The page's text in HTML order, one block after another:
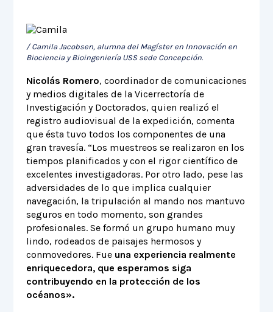
/ Camila Jacobsen, alumna del Magíster en Innovación en
Biociencia y Bioingeniería USS sede Concepción.
Nicolás Romero, coordinador de comunicaciones
y medios digitales de la Vicerrectoría de
Investigación y Doctorados, quien realizó el
registro audiovisual de la expedición, comenta
que ésta tuvo todos los componentes de una
gran travesía. “Los muestreos se realizaron en los
tiempos planificados y con el rigor científico de
excelentes investigadoras. Por otro lado, pese las
adversidades de lo que implica cualquier
navegación, la tripulación al mando nos mantuvo
seguros en todo momento, son grandes
profesionales. Se formó un grupo humano muy
lindo, rodeados de paisajes hermosos y
conmovedores. Fue una experiencia realmente
enriquecedora, que esperamos siga
contribuyendo en la protección de los
océanos».